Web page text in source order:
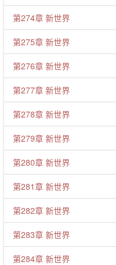
第274章 新世界
第275章 新世界
第276章 新世界
第277章 新世界
第278章 新世界
第279章 新世界
第280章 新世界
第281章 新世界
第282章 新世界
第283章 新世界
第284章 新世界